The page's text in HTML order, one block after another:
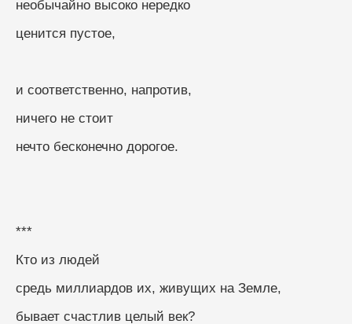
необычайно высоко нередко
ценится пустое,
и соответственно, напротив,
ничего не стоит
нечто бесконечно дорогое.
***
Кто из людей
средь миллиардов их, живущих на Земле,
бывает счастлив целый век?